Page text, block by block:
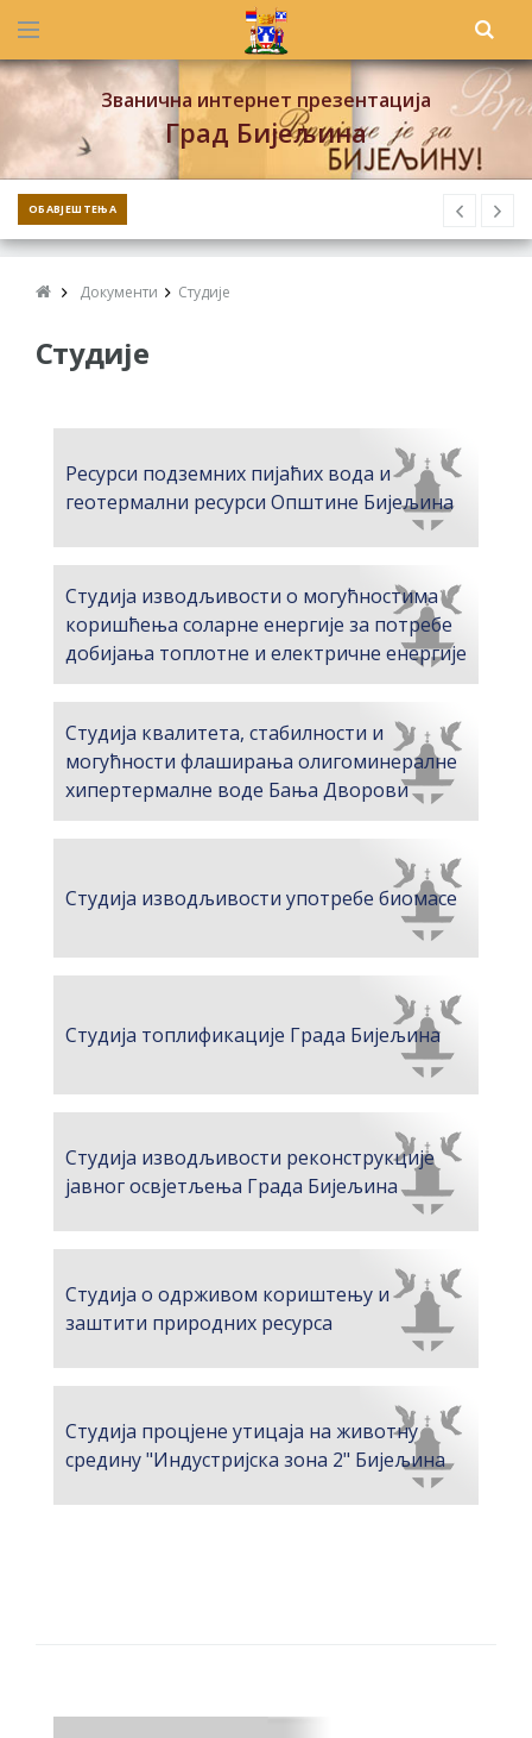
Званична интернет презентација
Град Бијељина
ОБАВЈЕШТЕЊА
Документи Студије
Студије
Ресурси подземних пијаћих вода и
геотермални ресурси Општине Бијељина
Студија изводљивости о могућностима
коришћења соларне енергије за потребе
добијања топлотне и електричне енергије
Студија квалитета, стабилности и
могућности флаширања олигоминералне
хипертермалне воде Бања Дворови
Студија изводљивости употребе биомасе
Студија топлификације Града Бијељина
Студија изводљивости реконструкције
јавног освјетљења Града Бијељина
Студија о одрживом кориштењу и
заштити природних ресурса
Студија процјене утицаја на животну
средину "Индустријска зона 2" Бијељина